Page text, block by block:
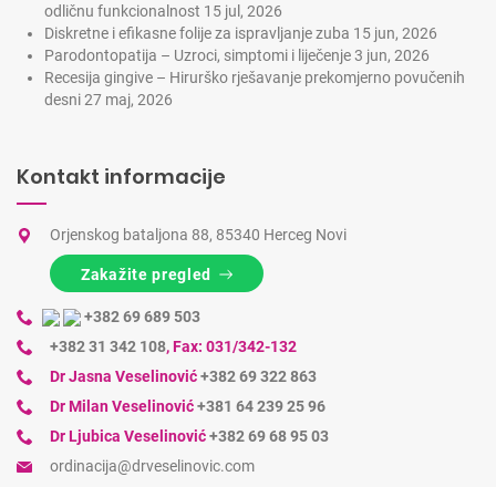
odličnu funkcionalnost 15 jul, 2026
Diskretne i efikasne folije za ispravljanje zuba 15 jun, 2026
Parodontopatija – Uzroci, simptomi i liječenje3 jun, 2026
Recesija gingive – Hirurško rješavanje prekomjerno povučenih
desni27 maj, 2026
Kontakt informacije
Orjenskog bataljona 88, 85340 Herceg Novi
Zakažite pregled
+382 69 689 503
+382 31 342 108,Fax: 031/342-132
Dr Jasna Veselinović+382 69 322 863
Dr Milan Veselinović+381 64 239 25 96
Dr Ljubica Veselinović+382 69 68 95 03
ordinacija@drveselinovic.com